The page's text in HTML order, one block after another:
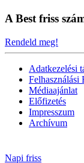
A Best friss
Rendeld meg!
Adatkezelési
Felhasználási
Médiaajánlat
Előfizetés
Impresszum
Archívum
Napi friss